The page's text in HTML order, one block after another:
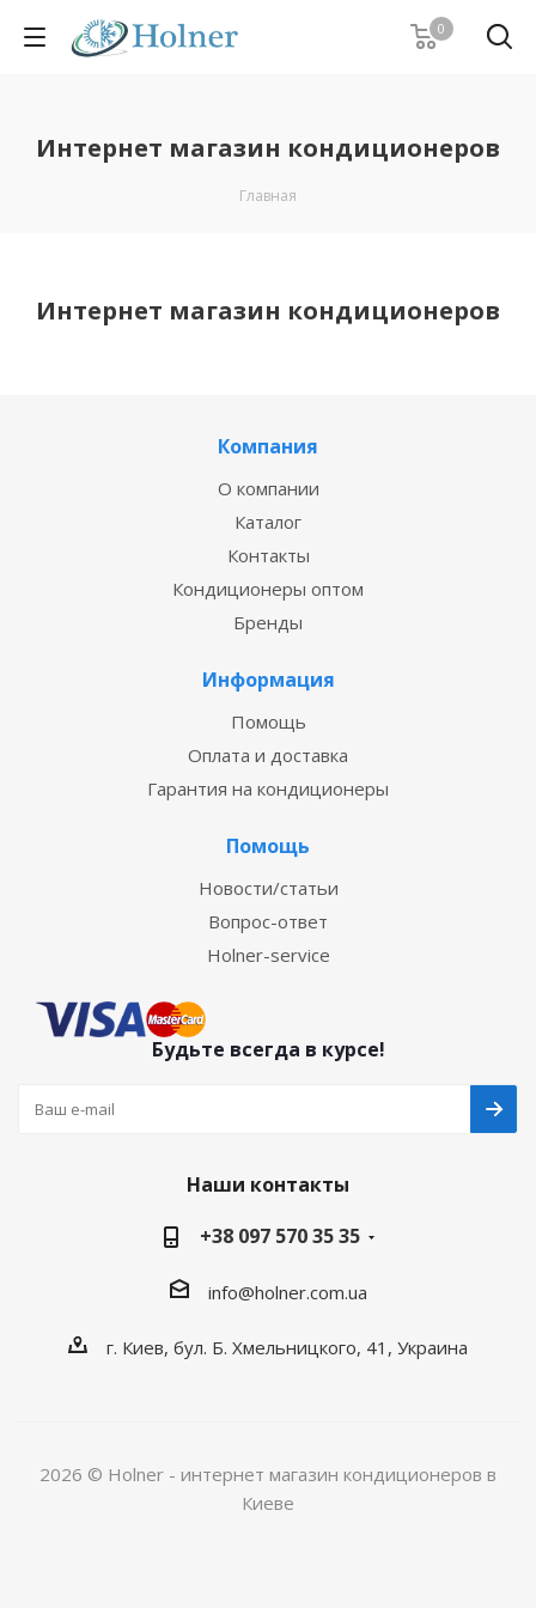
0
Интернет магазин кондиционеров
Главная
Интернет магазин кондиционеров
Компания
О компании
Каталог
Контакты
Кондиционеры оптом
Бренды
Информация
Помощь
Оплата и доставка
Гарантия на кондиционеры
Помощь
Новости/статьи
Вопрос-ответ
Holner-service
Будьте всегда в курсе!
Наши контакты
+38 097 570 35 35
info@holner.com.ua
г. Киев, бул. Б. Хмельницкого, 41, Украина
2026 © Holner - интернет магазин кондиционеров в
Киеве